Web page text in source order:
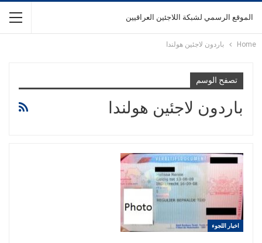
الموقع الرسمي لشبكة اللاجئين العراقيين
Home باردون لاجئين هولندا
تصفح الوسم
باردون لاجئين هولندا
اخبار اللجوء